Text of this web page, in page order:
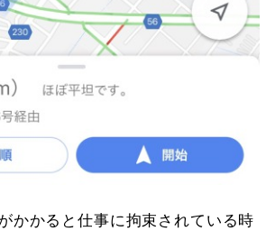
かかると仕事に拘束されている時